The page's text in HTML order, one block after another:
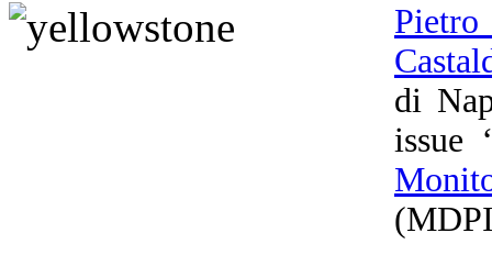
di
issue